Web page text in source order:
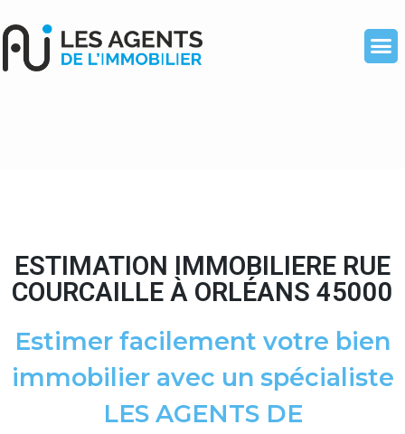
ESTIMATION IMMOBILIERE RUE
COURCAILLE À ORLÉANS 45000
Estimer facilement votre bien
immobilier avec un spécialiste
LES AGENTS DE